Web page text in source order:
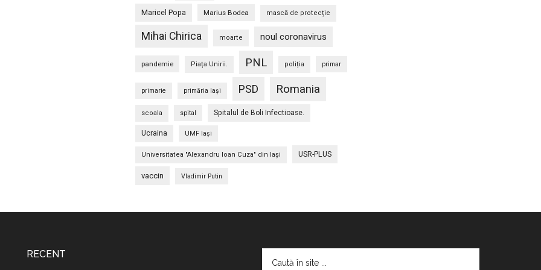
Maricel Popa Marius Bodea mască de protecție
Mihai Chirica moarte noul coronavirus
pandemie Piața Unirii. PNL poliția primar
primarie primăria Iași PSD Romania
scoala spital Spitalul de Boli Infectioase.
Ucraina UMF Iași
Universitatea "Alexandru Ioan Cuza" din Iaşi USR-PLUS
vaccin Vladimir Putin
RECENT